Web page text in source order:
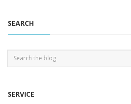
SEARCH
SERVICE